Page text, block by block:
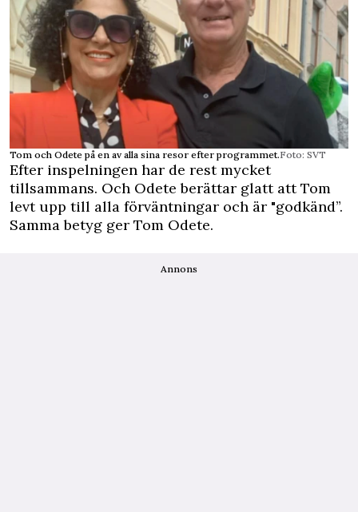
Tom och Odete på en av alla sina resor efter programmet.Foto: SVT
Efter inspelningen har de rest mycket
tillsammans. Och Odete berättar glatt att Tom
levt upp till alla förväntningar och är "godkänd”.
Samma betyg ger Tom Odete.
Annons